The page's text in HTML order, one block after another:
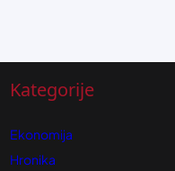
Kategorije
Ekonomija
Hronika